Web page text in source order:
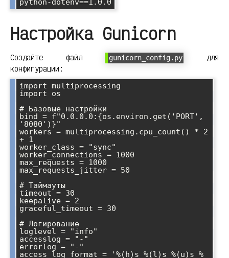
Настройка Gunicorn
Создайте файл gunicorn_config.py
для
конфигурации:
import multiprocessing
import os
# Базовые настройки
bind = f"0.0.0.0:{os.environ.get('PORT',
'8080')}"
workers = multiprocessing.cpu_count() * 2
+ 1
worker_class = "sync"
worker_connections = 1000
max_requests = 1000
max_requests_jitter = 50
# Таймауты
timeout = 30
keepalive = 2
graceful_timeout = 30
# Логирование
loglevel = "info"
accesslog = "-"
errorlog = "-"
access_log_format = '%(h)s %(l)s %(u)s %